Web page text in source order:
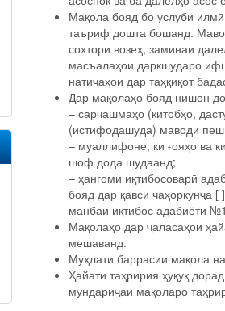
Мақола бояд бо услуби
таъриф дошта бошанд.
сохтори возеҳ, заминаи
масъалаҳои даркшударо
натиҷаҳои дар таҳқиқот
Дар мақолаҳо бояд нишон
– сарчашмаҳо (китобҳо,
(истифодашуда) маводи
– муаллифоне, ки ғояҳо ва
шоф дода шудаанд;
– ҳангоми иқтибосоварӣ
бояд дар қавси
манбаи иқтибос адабиёти
Мақолаҳо дар ҷаласаҳои
мешаванд.
Муҳлати баррасии мақола
Ҳайати таҳририя ҳуқуқ
мундариҷаи мақоларо